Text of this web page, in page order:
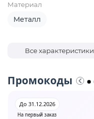
Материал
Металл
Все характеристики
Промокоды
На первый заказ
До 31.12.2026